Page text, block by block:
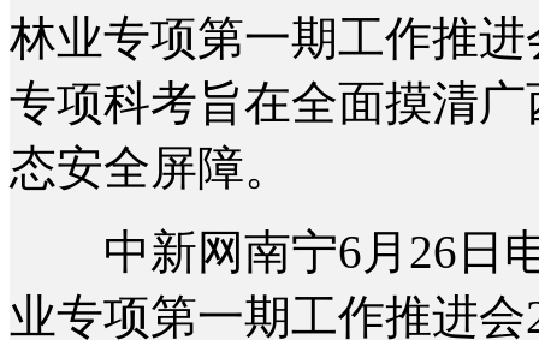
林业专项第一期工作推
专项科考旨在全面摸清
态安全屏障。
中新网南宁6月26日电
业专项第一期工作推进